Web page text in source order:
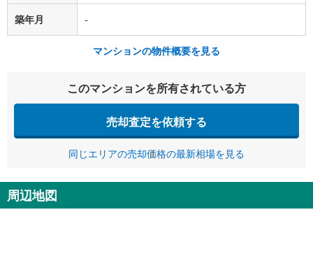
築年月 -
マンションの物件概要を見る
このマンションを所有されている方
売却査定を依頼する
同じエリアの売却価格の最新相場を見る
周辺地図